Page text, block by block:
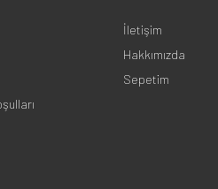
İletişim
Hakkımızda
Sepetim